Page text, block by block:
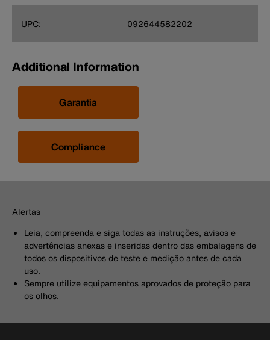
UPC: 092644582202
Additional Information
Garantia
Compliance
Alertas
Leia, compreenda e siga todas as instruções, avisos e
advertências anexas e inseridas dentro das embalagens de
todos os dispositivos de teste e medição antes de cada
uso.
Sempre utilize equipamentos aprovados de proteção para
os olhos.